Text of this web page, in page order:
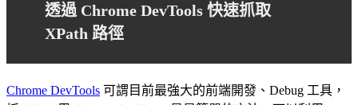
透過 Chrome DevTools 快速抓取
XPath 路徑
Chrome DevTools 可謂目前最強大的前端開發、Debug 工具，